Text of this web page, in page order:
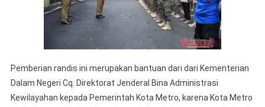
Pemberian randis ini merupakan bantuan dari dari Kementerian
Dalam Negeri Cq. Direktorat Jenderal Bina Administrasi
Kewilayahan kepada Pemerintah Kota Metro, karena Kota Metro